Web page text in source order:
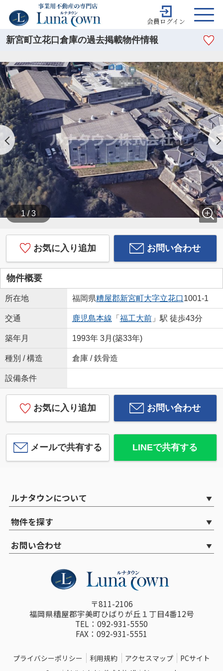
会員ログイン
新宮町立花口倉庫の過去掲載物件情報
1 / 3
お気に入り追加 お問い合わせ
物件概要
所在地 福岡県糟屋郡新宮町大字立花口1001-1
交通 鹿児島本線 「 福工大前」駅 徒歩43分
築年月 1993年 3月(築33年)
種別 / 構造 倉庫 / 鉄骨造
設備条件
お気に入り追加 お問い合わせ
メールで共有する LINEで共有する
ルナタウンについて
物件を探す
お問い合わせ
〒811-2106
福岡県糟屋郡宇美町ひばりが丘１丁目4番12号
TEL：092-931-5550
FAX：092-931-5551
プライバシーポリシー 利用規約 アクセスマップ PCサイト